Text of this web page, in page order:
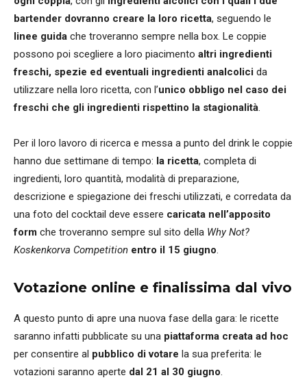
bartender dovranno creare la loro ricetta, seguendo le
linee guida che troveranno sempre nella box. Le coppie
possono poi scegliere a loro piacimento altri ingredienti
freschi, spezie ed eventuali ingredienti analcolici da
utilizzare nella loro ricetta, con l’unico obbligo nel caso dei
freschi che gli ingredienti rispettino la stagionalità.
Per il loro lavoro di ricerca e messa a punto del drink le coppie
hanno due settimane di tempo: la ricetta, completa di
ingredienti, loro quantità, modalità di preparazione,
descrizione e spiegazione dei freschi utilizzati, e corredata da
una foto del cocktail deve essere caricata nell’apposito
form che troveranno sempre sul sito della Why Not?
Koskenkorva Competition entro il 15 giugno.
Votazione online e finalissima dal vivo
A questo punto di apre una nuova fase della gara: le ricette
saranno infatti pubblicate su una piattaforma creata ad hoc
per consentire al pubblico di votare la sua preferita: le
votazioni saranno aperte dal 21 al 30 giugno.